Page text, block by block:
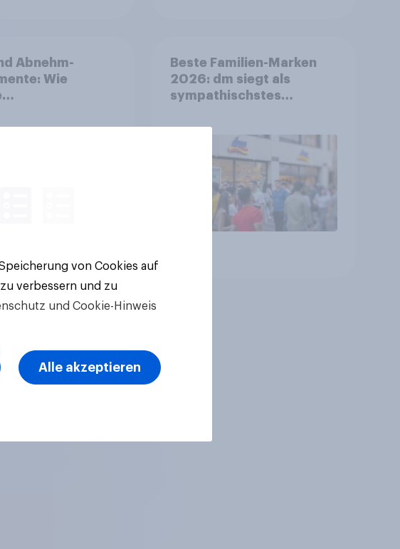
Abnehm-
Wie
Sektor
Beste Familien-Marken
2026: dm siegt als
sympathischstes
jungen Familien
von Cookies auf
verbessern und zu
und Cookie-Hinweis
Alle akzeptieren